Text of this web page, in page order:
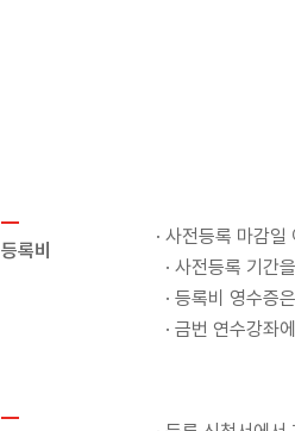
등록비
· 사전등록 마감
· 사전등록 기간
· 등록비 영수증
· 금번 연수강좌